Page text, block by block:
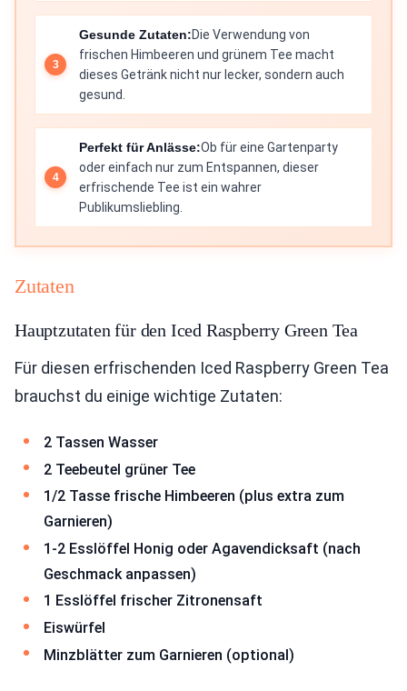
Gesunde Zutaten:Die Verwendung von
frischen Himbeeren und grünem Tee macht
dieses Getränk nicht nur lecker, sondern auch
gesund.
Perfekt für Anlässe:Ob für eine Gartenparty
oder einfach nur zum Entspannen, dieser
erfrischende Tee ist ein wahrer
Publikumsliebling.
Zutaten
Hauptzutaten für den Iced Raspberry Green Tea
Für diesen erfrischenden Iced Raspberry Green Tea
brauchst du einige wichtige Zutaten:
2 Tassen Wasser
2 Teebeutel grüner Tee
1/2 Tasse frische Himbeeren (plus extra zum
Garnieren)
1-2 Esslöffel Honig oder Agavendicksaft (nach
Geschmack anpassen)
1 Esslöffel frischer Zitronensaft
Eiswürfel
Minzblätter zum Garnieren (optional)